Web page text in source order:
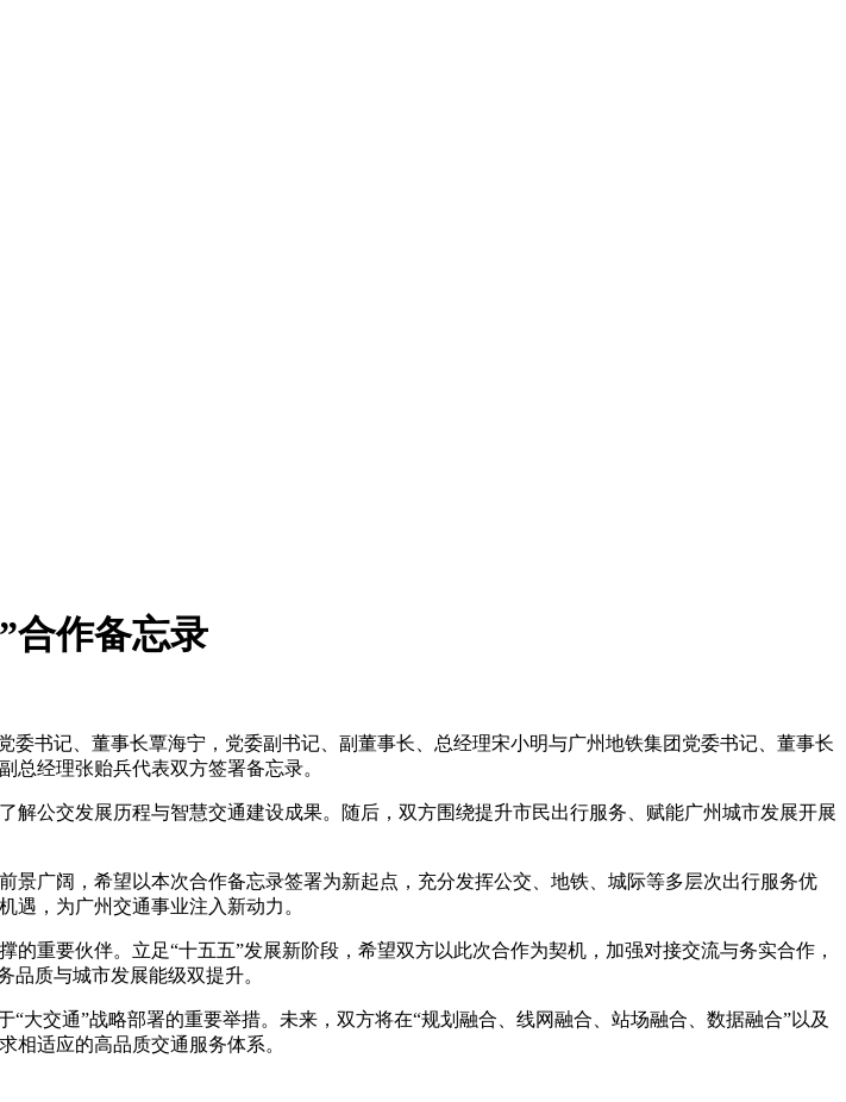
合作备忘录
书记、董事长覃海宁，党委副书记、副董事长、总经理宋小明与广州地铁集团党委书记、董事长
总经理张贻兵代表双方签署备忘录。
公交发展历程与智慧交通建设成果。随后，双方围绕提升市民出行服务、赋能广州城市发展开展
广阔，希望以本次合作备忘录签署为新起点，充分发挥公交、地铁、城际等多层次出行服务优
遇，为广州交通事业注入新动力。
重要伙伴。立足“十五五”发展新阶段，希望双方以此次合作为契机，加强对接交流与务实合作，
品质与城市发展能级双提升。
大交通”战略部署的重要举措。未来，双方将在“规划融合、线网融合、站场融合、数据融合”以及
相适应的高品质交通服务体系。